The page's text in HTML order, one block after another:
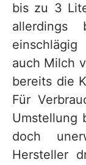
bis zu 3
allerdings
auch Milch
bereits die
Für
Umstellung
doch
Hersteller